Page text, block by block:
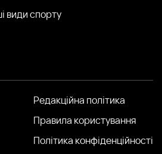
види спорту
Редакційна політика
Правила користування
Політика конфіденційності